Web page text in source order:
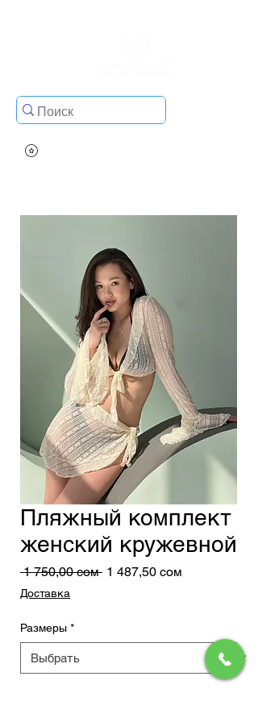
Пляжный комплект
женский кружевной
1 750,00 сом Обычная
1 487,50 сом
Доставка
Размеры *